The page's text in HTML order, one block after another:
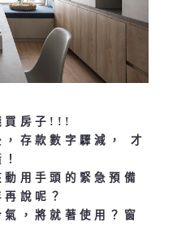
錢買房子!!!
存款數字驟減， 才
！
用手頭的緊急預備
再說呢？
，將就著使用？窗